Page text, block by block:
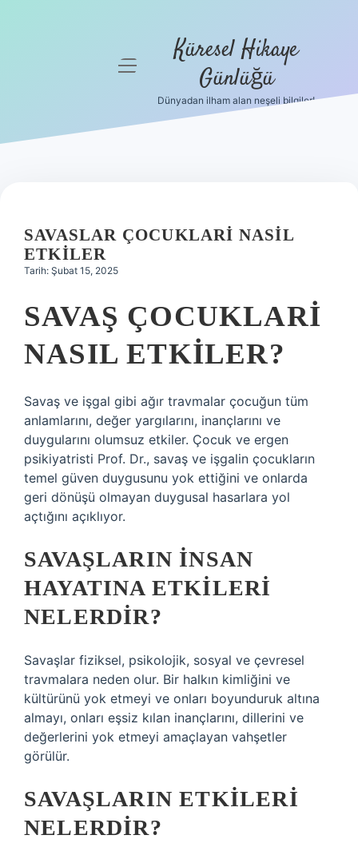
Hakkımızda
menüyü
Küresel Hikaye
Günlüğü
Dünyadan ilham alan neşeli bilgiler!
SAVASLAR ÇOCUKLARI NASIL
ETKILER
Tarih: Şubat 15, 2025
SAVAŞ ÇOCUKLARI
NASIL ETKILER?
Savaş ve işgal gibi ağır travmalar çocuğun tüm
anlamlarını, değer yargılarını, inançlarını ve
duygularını olumsuz etkiler. Çocuk ve ergen
psikiyatristi Prof. Dr., savaş ve işgalin çocukların
temel güven duygusunu yok ettiğini ve onlarda
geri dönüşü olmayan duygusal hasarlara yol
açtığını açıklıyor.
SAVAŞLARIN INSAN
HAYATINA ETKILERI
NELERDIR?
Savaşlar fiziksel, psikolojik, sosyal ve çevresel
travmalara neden olur. Bir halkın kimliğini ve
kültürünü yok etmeyi ve onları boyunduruk altına
almayı, onları eşsiz kılan inançlarını, dillerini ve
değerlerini yok etmeyi amaçlayan vahşetler
görülür.
SAVAŞLARIN ETKILERI
NELERDIR?